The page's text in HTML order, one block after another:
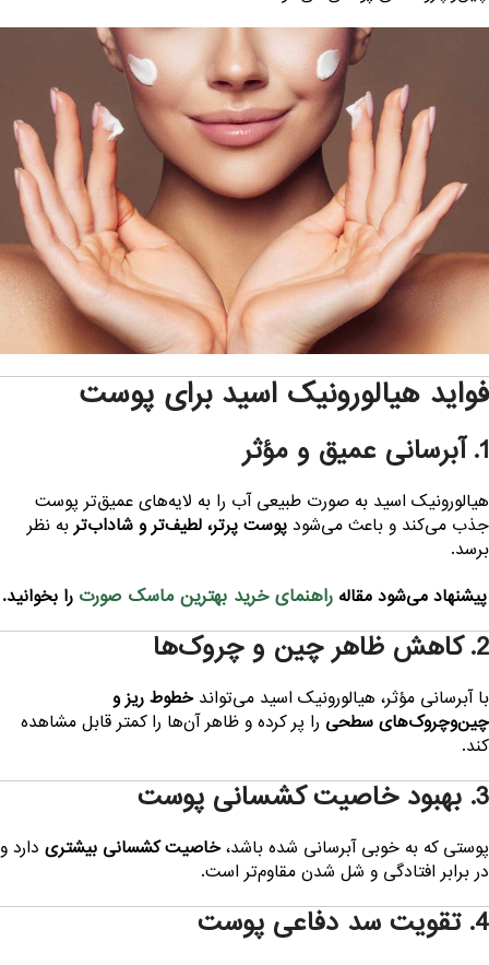
فواید هیالورونیک اسید برای پوست
1. آبرسانی عمیق و مؤثر
هیالورونیک اسید به صورت طبیعی آب را به لایه‌های عمیق‌تر پوست
جذب می‌کند و باعث می‌شود پوست پرتر، لطیف‌تر و شاداب‌تر به نظر
برسد.
پیشنهاد می‌شود مقاله راهنمای خرید بهترین ماسک صورت را بخوانید.
2. کاهش ظاهر چین و چروک‌ها
با آبرسانی مؤثر، هیالورونیک اسید می‌تواند خطوط ریز و
چین‌وچروک‌های سطحی را پر کرده و ظاهر آن‌ها را کمتر قابل مشاهده
کند.
3. بهبود خاصیت کشسانی پوست
پوستی که به خوبی آبرسانی شده باشد،خاصیت کشسانی بیشتریدارد و
در برابر افتادگی و شل شدن مقاوم‌تر است.
4. تقویت سد دفاعی پوست